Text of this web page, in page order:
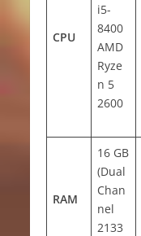
CPU
i5-
8400
AMD
Ryze
n 5
2600
RAM
16 GB
(Dual
Chan
nel
2133